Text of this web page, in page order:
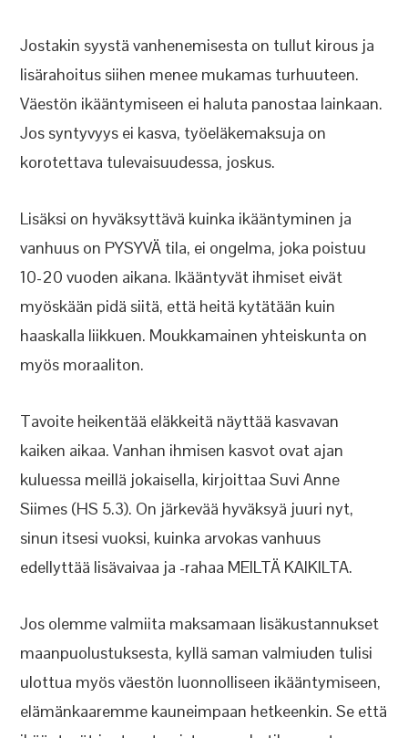
Jostakin syystä vanhenemisesta on tullut kirous ja
lisärahoitus siihen menee mukamas turhuuteen.
Väestön ikääntymiseen ei haluta panostaa lainkaan.
Jos syntyvyys ei kasva, työeläkemaksuja on
korotettava tulevaisuudessa, joskus.
Lisäksi on hyväksyttävä kuinka ikääntyminen ja
vanhuus on PYSYVÄ tila, ei ongelma, joka poistuu
10-20 vuoden aikana. Ikääntyvät ihmiset eivät
myöskään pidä siitä, että heitä kytätään kuin
haaskalla liikkuen. Moukkamainen yhteiskunta on
myös moraaliton.
Tavoite heikentää eläkkeitä näyttää kasvavan
kaiken aikaa. Vanhan ihmisen kasvot ovat ajan
kuluessa meillä jokaisella, kirjoittaa Suvi Anne
Siimes (HS 5.3). On järkevää hyväksyä juuri nyt,
sinun itsesi vuoksi, kuinka arvokas vanhuus
edellyttää lisävaivaa ja -rahaa MEILTÄ KAIKILTA.
Jos olemme valmiita maksamaan lisäkustannukset
maanpuolustuksesta, kyllä saman valmiuden tulisi
ulottua myös väestön luonnolliseen ikääntymiseen,
elämänkaaremme kauneimpaan hetkeenkin. Se että